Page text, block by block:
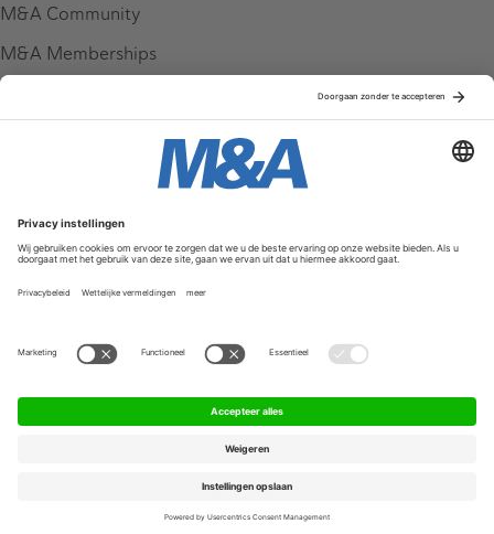
M&A Community
M&A Memberships
Service & Contact
Contact
FAQ
Werken bij ons
Algemene Voorwaarden